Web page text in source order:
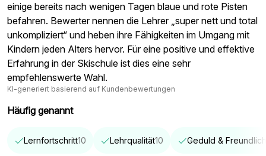
einige bereits nach wenigen Tagen blaue und rote Pisten
befahren. Bewerter nennen die Lehrer „super nett und total
unkompliziert“ und heben ihre Fähigkeiten im Umgang mit
Kindern jeden Alters hervor. Für eine positive und effektive
Erfahrung in der Skischule ist dies eine sehr
empfehlenswerte Wahl.
KI-generiert basierend auf Kundenbewertungen
Häufig genannt
Lernfortschritt10 Lehrqualität10 Geduld &